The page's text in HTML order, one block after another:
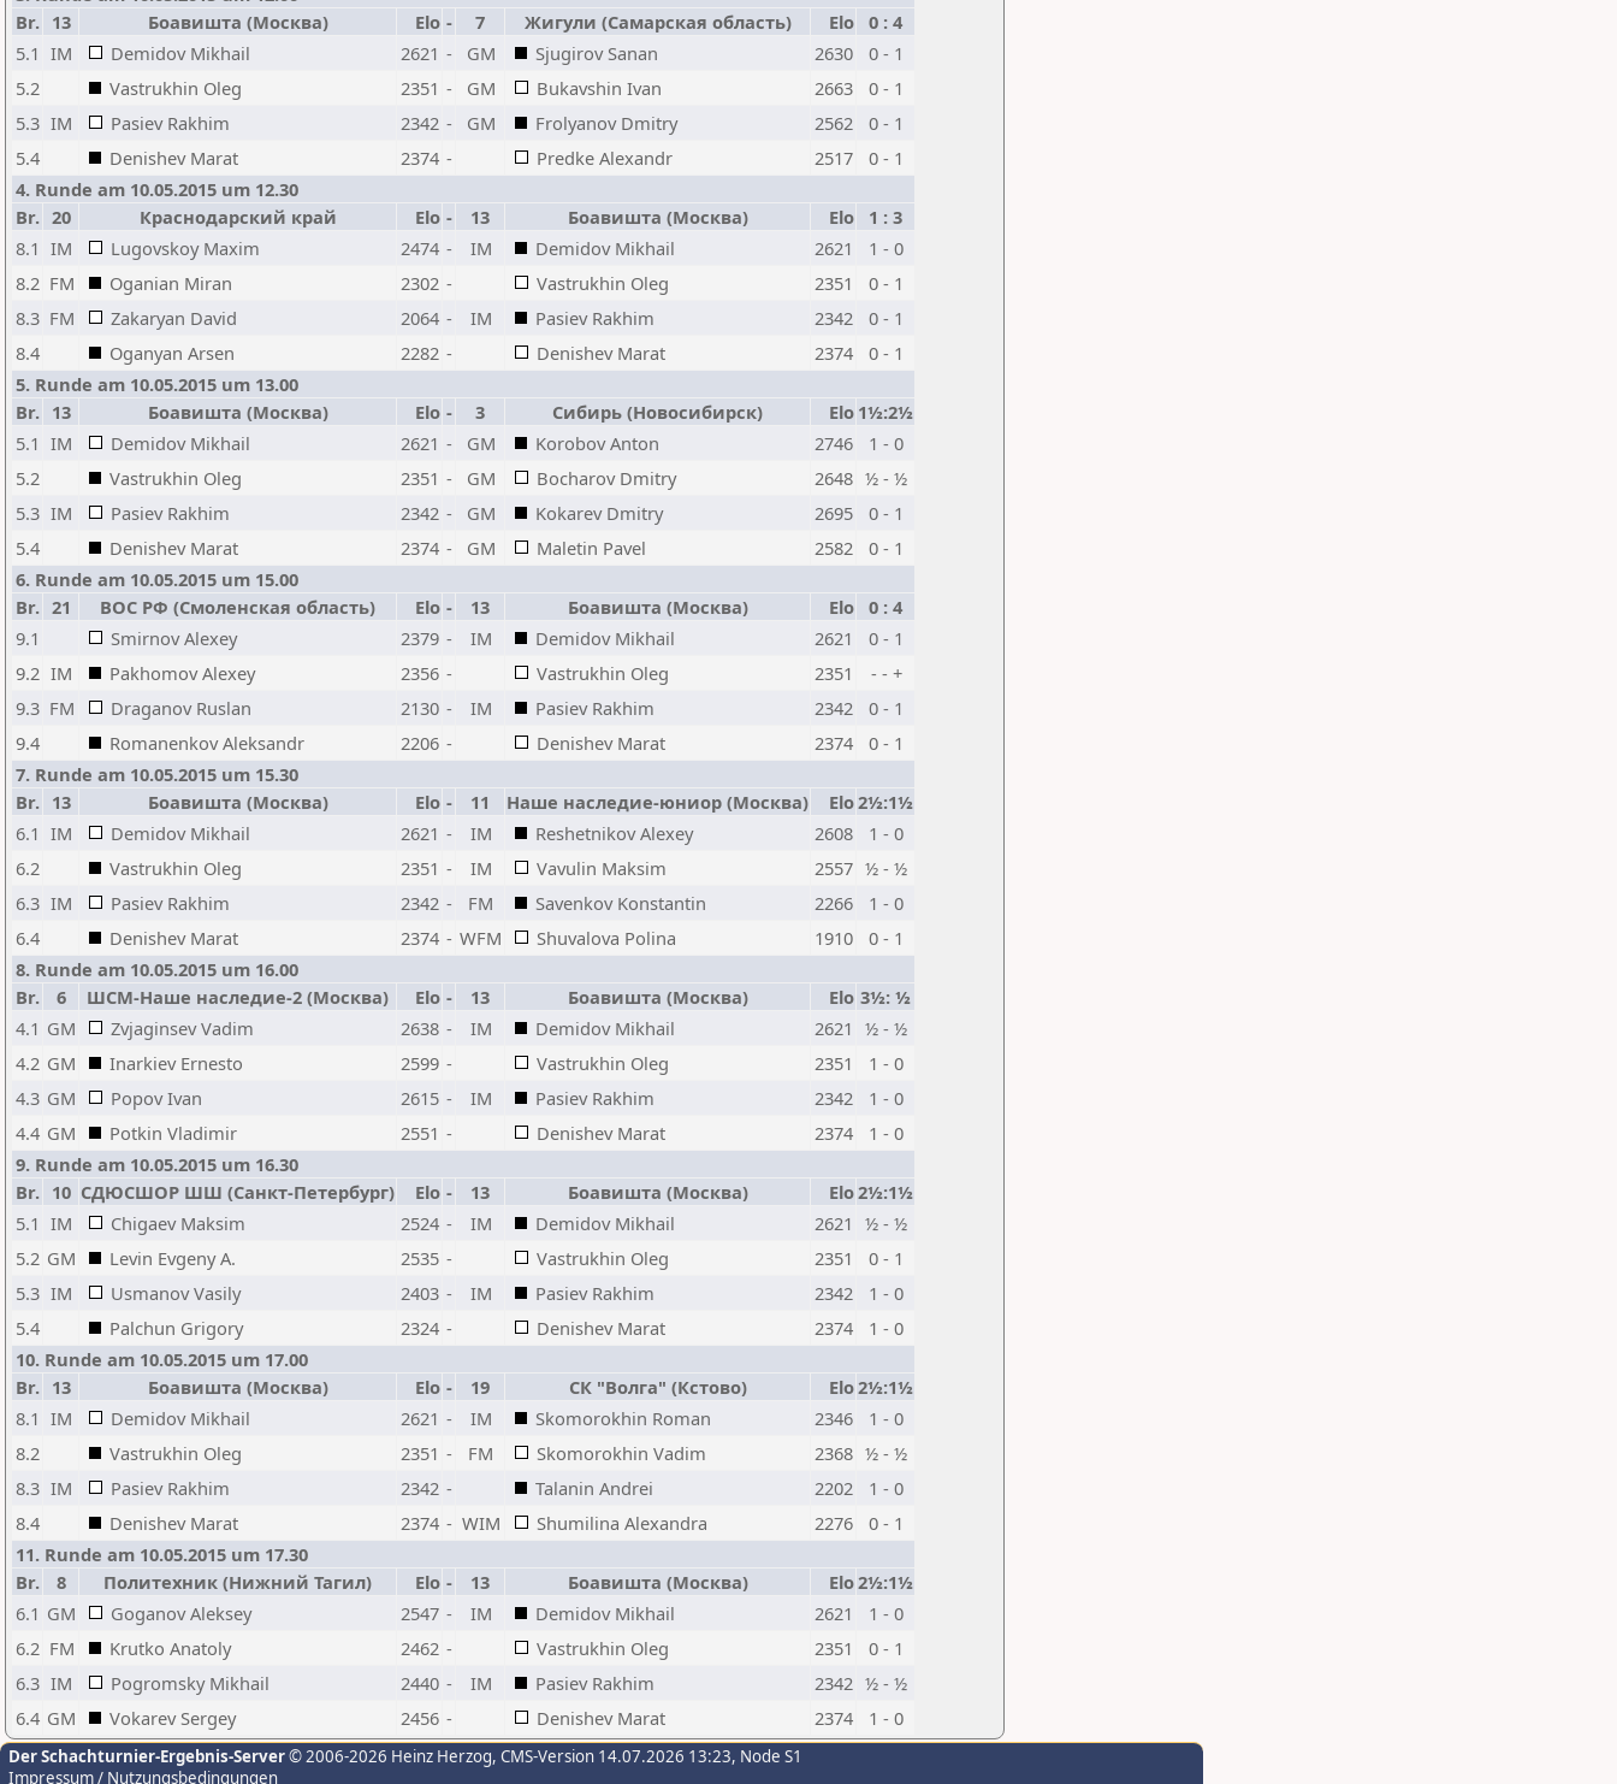
Br. 13 Боавишта (Москва) Elo - 7 Жигули (Самарская область) Elo 0 : 4
5.1 IM Demidov Mikhail 2621 - GM Sjugirov Sanan 2630
0 - 1
5.2
Vastrukhin Oleg 2351 - GM Bukavshin Ivan 2663
0 - 1
5.3 IM Pasiev Rakhim 2342 - GM Frolyanov Dmitry 2562
0 - 1
5.4
Denishev Marat 2374 - Predke Alexandr 2517
0 - 1
4. Runde am 10.05.2015 um 12.30
Br. 20 Краснодарский край Elo - 13 Боавишта (Москва) Elo
1 : 3
8.1 IM Lugovskoy Maxim 2474 - IM Demidov Mikhail 2621
1 - 0
8.2 FM Oganian Miran 2302 - Vastrukhin Oleg 2351
0 - 1
8.3 FM Zakaryan David 2064 - IM Pasiev Rakhim 2342
0 - 1
8.4
Oganyan Arsen 2282 - Denishev Marat 2374
0 - 1
5. Runde am 10.05.2015 um 13.00
Br. 13 Боавишта (Москва) Elo - 3 Сибирь (Новосибирск) Elo 1½:2½
5.1 IM Demidov Mikhail 2621 - GM Korobov Anton 2746
1 - 0
5.2
Vastrukhin Oleg 2351 - GM Bocharov Dmitry 2648 ½ - ½
5.3 IM Pasiev Rakhim 2342 - GM Kokarev Dmitry 2695
0 - 1
5.4
Denishev Marat 2374 - GM Maletin Pavel 2582
0 - 1
6. Runde am 10.05.2015 um 15.00
Br. 21 ВОС РФ (Смоленская область) Elo - 13 Боавишта (Москва) Elo 0 : 4
9.1
Smirnov Alexey 2379 - IM Demidov Mikhail 2621
0 - 1
9.2 IM Pakhomov Alexey 2356 - Vastrukhin Oleg 2351
- - +
9.3 FM Draganov Ruslan 2130 - IM Pasiev Rakhim 2342
0 - 1
9.4
Romanenkov Aleksandr 2206 - Denishev Marat 2374
0 - 1
7. Runde am 10.05.2015 um 15.30
Br. 13 Боавишта (Москва) Elo - 11 Наше наследие-юниор (Москва) Elo2½:1½
6.1 IM Demidov Mikhail 2621 - IM Reshetnikov Alexey 2608
1 - 0
6.2
Vastrukhin Oleg 2351 - IM Vavulin Maksim 2557 ½ - ½
6.3 IM Pasiev Rakhim 2342 - FM Savenkov Konstantin 2266
1 - 0
6.4
Denishev Marat 2374 - WFM Shuvalova Polina 1910
0 - 1
8. Runde am 10.05.2015 um 16.00
Br.
6 ШСМ-Наше наследие-2 (Москва) Elo - 13 Боавишта (Москва) Elo 3½: ½
4.1 GM Zvjaginsev Vadim 2638 - IM Demidov Mikhail 2621 ½ - ½
4.2 GM Inarkiev Ernesto 2599 - Vastrukhin Oleg 2351
1 - 0
4.3 GM Popov Ivan 2615 - IM Pasiev Rakhim 2342
1 - 0
4.4 GM Potkin Vladimir 2551 - Denishev Marat 2374
1 - 0
9. Runde am 10.05.2015 um 16.30
Br. 10 СДЮСШОР ШШ (Санкт-Петербург) Elo - 13 Боавишта (Москва) Elo2½:1½
5.1 IM Chigaev Maksim 2524 - IM Demidov Mikhail 2621 ½ - ½
5.2 GM Levin Evgeny A. 2535 - Vastrukhin Oleg 2351
0 - 1
5.3 IM Usmanov Vasily 2403 - IM Pasiev Rakhim 2342
1 - 0
5.4
Palchun Grigory 2324 - Denishev Marat 2374
1 - 0
10. Runde am 10.05.2015 um 17.00
Br. 13 Боавишта (Москва) Elo - 19 СК "Волга" (Кстово) Elo2½:1½
8.1 IM Demidov Mikhail 2621 - IM Skomorokhin Roman 2346
1 - 0
8.2
Vastrukhin Oleg 2351 - FM Skomorokhin Vadim 2368 ½ - ½
8.3 IM Pasiev Rakhim 2342 - Talanin Andrei 2202
1 - 0
8.4
Denishev Marat 2374 - WIM Shumilina Alexandra 2276
0 - 1
11. Runde am 10.05.2015 um 17.30
Br.
8 Политехник (Нижний Тагил) Elo - 13 Боавишта (Москва) Elo2½:1½
6.1 GM Goganov Aleksey 2547 - IM Demidov Mikhail 2621
1 - 0
6.2 FM Krutko Anatoly 2462 - Vastrukhin Oleg 2351
0 - 1
6.3 IM Pogromsky Mikhail 2440 - IM Pasiev Rakhim 2342 ½ - ½
6.4 GM Vokarev Sergey 2456 - Denishev Marat 2374 1 - 0
Der Schachturnier-Ergebnis-Server© 2006-2026 Heinz Herzog, CMS-Version 14.07.2026 13:23, Node S1
Impressum / Nutzungsbedingungen